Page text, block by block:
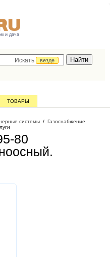
и дача
Искать
везде
ТОВАРЫ
системы / Газоснабжение
80
.